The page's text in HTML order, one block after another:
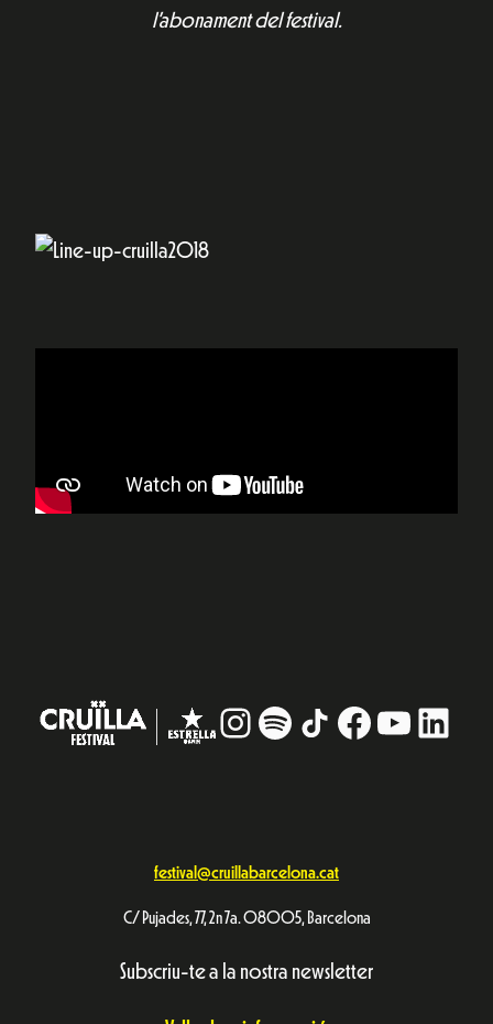
l’abonament del festival.
Instagram
# TikTokFacebook
festival@cruillabarcelona.cat
C/ Pujades, 77, 2n 7a. 08005, Barcelona
Subscriu-te a la nostra newsletter